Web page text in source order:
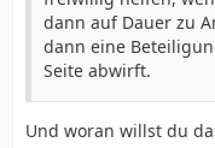
dann auf Dauer zu
dann eine
Seite abwirft.
Und woran willst du